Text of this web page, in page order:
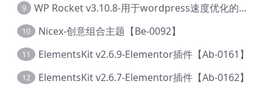
9 WP Rocket v3.10.8-用于wordpress速度优化的缓存加速插件【Cd-0019】
10 Nicex-创意组合主题【Be-0092】
11 ElementsKit v2.6.9-Elementor插件【Ab-0161】
12 ElementsKit v2.6.7-Elementor插件【Ab-0162】